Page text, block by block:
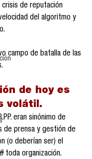
crisis de reputación
del algoritmo y
campo de batalla de las
de hoy es
volátil.
eran sinónimo de
de prensa y gestión de
(o deberían ser) el
toda organización.